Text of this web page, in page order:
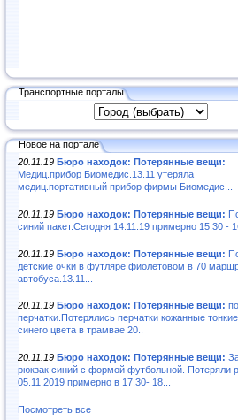
Транспортные порталы
Новое на портале
20.11.19 Бюро находок: Потерянные вещи:
Медиц.прибор Биомедис.13.11 утеряла
медиц.портативный прибор фирмы Биомедис...
20.11.19 Бюро находок: Потерянные вещи:
синий пакет.Сегодня 14.11.19 примерно 15:30 -
20.11.19 Бюро находок: Потерянные вещи:
детские очки в футляре фиолетовом в 70
автобуса.13.11...
20.11.19 Бюро находок: Потерянные вещи:
перчатки.Потерялись перчатки кожанные
синего цвета в трамвае 20..
20.11.19 Бюро находок: Потерянные вещи:
рюкзак синий с формой футбольной. Потеряли
05.11.2019 примерно в 17.30- 18...
Посмотреть все